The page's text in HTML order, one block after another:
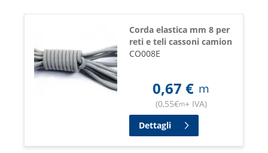
Corda elastica mm 8 per
reti e teli cassoni camion
CO008E
0,67 € m
(0,55€m+ IVA)
Dettagli